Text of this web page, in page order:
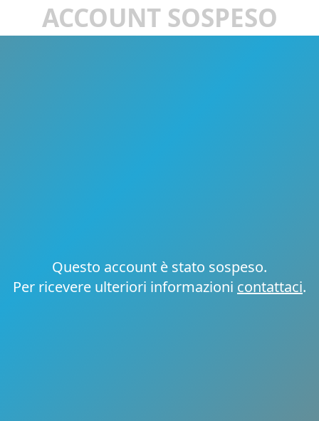
ACCOUNT SOSPESO
Questo account è stato sospeso.
Per ricevere ulteriori informazioni contattaci.